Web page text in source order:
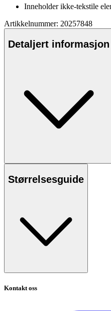
Inneholder ikke-tekstile
Artikkelnummer: 20257848
Detaljert informasjon
Størrelsesguide
Kontakt oss